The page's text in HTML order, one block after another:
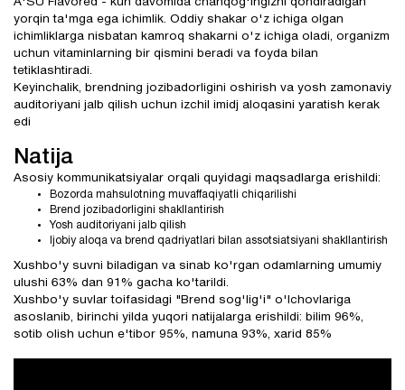
yorqin ta'mga ega ichimlik. Oddiy shakar o'z ichiga olgan
ichimliklarga nisbatan kamroq shakarni o'z ichiga oladi, organizm
uchun vitaminlarning bir qismini beradi va foyda bilan
tetiklashtiradi.
Keyinchalik, brendning jozibadorligini oshirish va yosh zamonaviy
auditoriyani jalb qilish uchun izchil imidj aloqasini yaratish kerak
edi
Natija
Asosiy kommunikatsiyalar orqali quyidagi maqsadlarga erishildi:
Bozorda mahsulotning muvaffaqiyatli chiqarilishi
Brend jozibadorligini shakllantirish
Yosh auditoriyani jalb qilish
Ijobiy aloqa va brend qadriyatlari bilan assotsiatsiyani shakllantirish
Xushbo'y suvni biladigan va sinab ko'rgan odamlarning umumiy
ulushi 63% dan 91% gacha ko'tarildi.
Xushbo'y suvlar toifasidagi "Brend sog'lig'i" o'lchovlariga
asoslanib, birinchi yilda yuqori natijalarga erishildi: bilim 96%,
sotib olish uchun e'tibor 95%, namuna 93%, xarid 85%